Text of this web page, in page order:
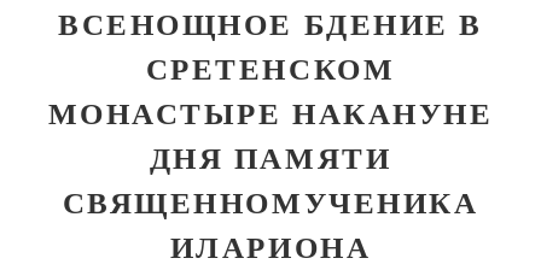
ВСЕНОЩНОЕ БДЕНИЕ В
СРЕТЕНСКОМ
МОНАСТЫРЕ НАКАНУНЕ
ДНЯ ПАМЯТИ
СВЯЩЕННОМУЧЕНИКА
ИЛАРИОНА